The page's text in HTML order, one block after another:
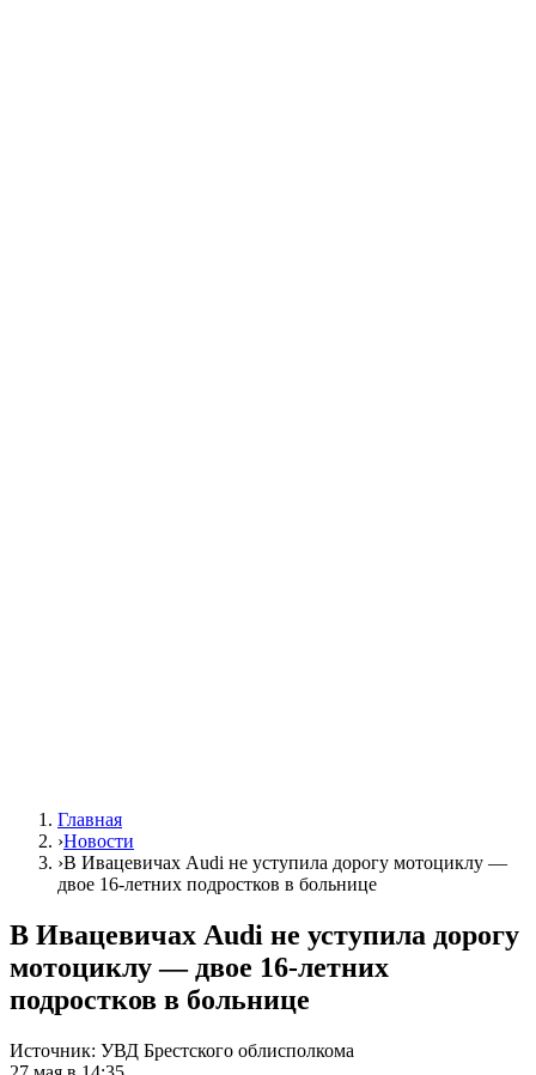
Главная
›Новости
›В Ивацевичах Audi не уступила дорогу мотоциклу —
двое 16-летних подростков в больнице
В Ивацевичах Audi не уступила дорогу
мотоциклу — двое 16-летних
подростков в больнице
Источник: УВД Брестского облисполкома